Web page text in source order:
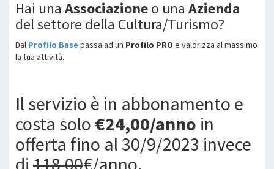
Hai una Associazioneo una Azienda
del settore della Cultura/Turismo?
Dal Profilo Base passa ad un Profilo PRO e valorizza al massimo
la tua attività.
Il servizio è in abbonamento e
costa solo €24,00/anno in
offerta fino al 30/9/2023 invece
di 118,00€/anno.